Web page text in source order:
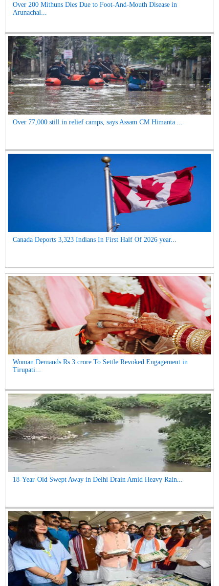
Over 200 Mithuns Dies Due to Foot-And-Mouth Disease in
Arunachal...
Over 77,000 still in relief camps, says Assam CM Himanta ...
Canada Deports 3,323 Indians In First Half Of 2026 year...
Woman Demands Rs 3 crore To Settle Revoked Engagement in
Tirupati...
18-Year-Old Swept Away in Delhi Drain Amid Heavy Rain...